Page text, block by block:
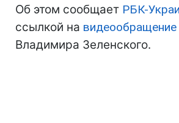
Об этом сообщает РБК-
ссылкой на видеообращение
Владимира Зеленского.